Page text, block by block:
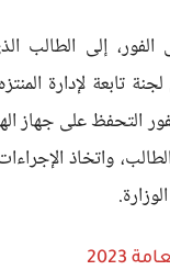
الفور، إلى
لإدارة
التحفظ على جهاز
واتخاذ الإجراءات
2023